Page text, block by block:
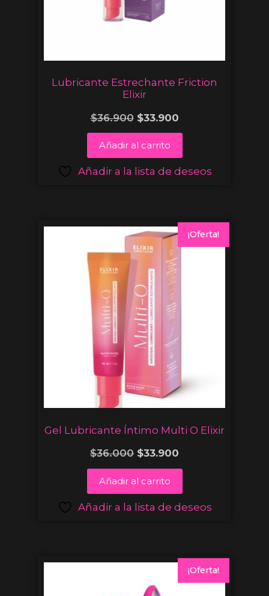
Lubricante Estrechante Friction
Elixir
$36.900 $33.900
Añadir al carrito
Añadir a la lista de deseos
¡Oferta!
Gel Lubricante Íntimo Multi O Elixir
$36.000 $33.900
Añadir al carrito
Añadir a la lista de deseos
¡Oferta!